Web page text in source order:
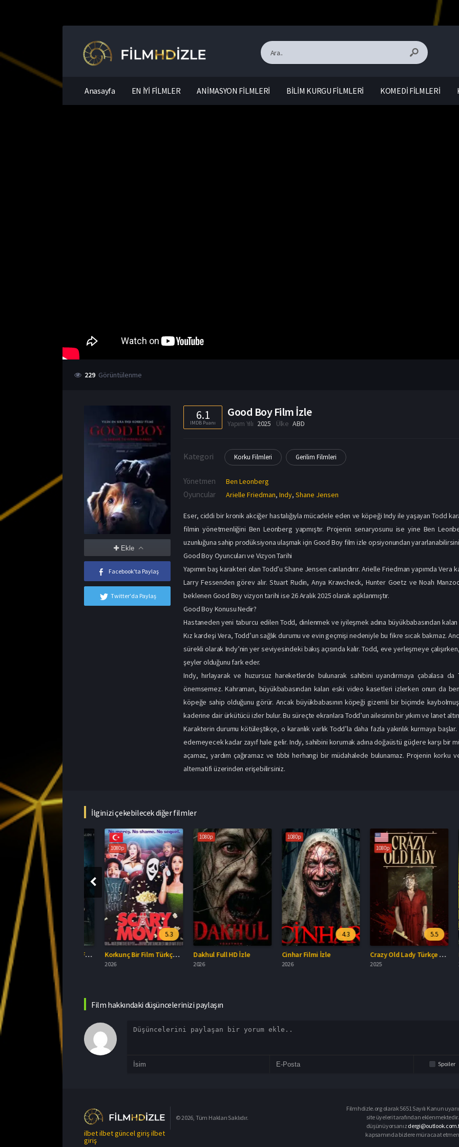
Anasayfa EN İYİ FİLMLER ANİMASYON FİLMLERİ BİLİM KURGU FİLMLERİ KOMEDİ FİLMLERİ
229 Görüntülenme
Ekle
Facebook'ta Paylaş
Twitter'da Paylaş
6.1
IMDB Puanı
Good Boy Film İzle
Yapım Yılı 2025 Ülke ABD
Kategori Korku Filmleri Gerilim Filmleri
Yönetmen Ben Leonberg
Oyuncular Arielle Friedman,Indy,Shane Jensen
Eser, ciddi bir kronik akciğer hastalığıyla mücadele eden ve köpeği Indy ile yaşayan Todd
filmin yönetmenliğini Ben Leonberg yapmıştır. Projenin senaryosunu ise yine Ben
uzunluğuna sahip prodüksiyona ulaşmak için Good Boy film izle opsiyonundan
Good Boy Oyuncuları ve Vizyon Tarihi
Yapımın baş karakteri olan Todd’u Shane Jensen canlandırır. Arielle Friedman yapımda
Larry Fessenden görev alır. Stuart Rudin, Anya Krawcheck, Hunter Goetz ve Noah
beklenen Good Boy vizyon tarihi ise 26 Aralık 2025 olarak açıklanmıştır.
Good Boy Konusu Nedir?
Hastaneden yeni taburcu edilen Todd, dinlenmek ve iyileşmek adına büyükbabasından kalan
Kız kardeşi Vera, Todd’un sağlık durumu ve evin geçmişi nedeniyle bu fikre sıcak bakmaz.
sürekli olarak Indy’nin yer seviyesindeki bakış açısında kalır. Todd, eve yerleşmeye
şeyler olduğunu fark eder.
Indy, hırlayarak ve huzursuz hareketlerde bulunarak sahibini uyandırmaya çabalasa
önemsemez. Kahraman, büyükbabasından kalan eski video kasetleri izlerken onun da
köpeğe sahip olduğunu görür. Ancak büyükbabasının köpeği gizemli bir biçimde
kaderine dair ürkütücü izler bulur. Bu süreçte ekranlara Todd’un ailesinin bir yıkım ve lanet
Karakterin durumu kötüleştikçe, o karanlık varlık Todd’la daha fazla yakınlık kurmaya
edemeyecek kadar zayıf hale gelir. Indy, sahibini korumak adına doğaüstü güçlere karşı bir
açamaz, yardım çağıramaz ve tıbbi herhangi bir müdahalede bulunamaz. Projenin
alternatifi üzerinden erişebilirsiniz.
İlginizi çekebilecek diğer filmler
5.3
Korkunç Bir Film Türkçe Dublaj İzle
1080p
Dakhul Full HD İzle
4.3
Cinhar Filmi İzle
1080p
Crazy Old Lady Türkçe Dublaj İzle
Film hakkındaki düşüncelerinizi paylaşın
Spoiler
ilbetilbet güncel girişilbet
giriş
© 2026, Tüm Hakları Saklıdır.
Filmhdizle.org olarak 5651 Sayılı Kanun
site üyeleri tarafından
düşünüyorsanız
kapsamında bizlere müracaat